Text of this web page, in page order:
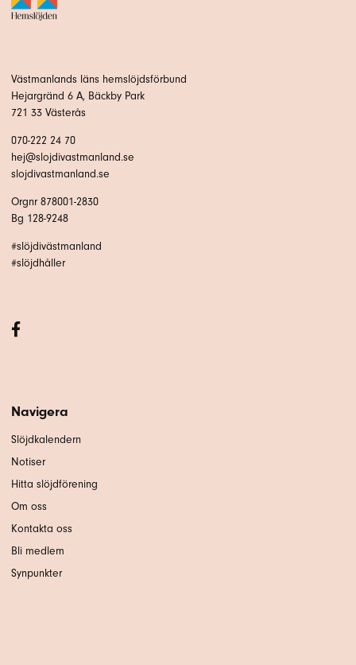
Västmanlands läns hemslöjdsförbund
Hejargränd 6 A, Bäckby Park
721 33 Västerås
070-222 24 70
hej@slojdivastmanland.se
slojdivastmanland.se
Orgnr 878001-2830
Bg 128-9248
#slöjdivästmanland
#slöjdhåller
Navigera
Slöjdkalendern
Notiser
Hitta slöjdförening
Om oss
Kontakta oss
Bli medlem
Synpunkter